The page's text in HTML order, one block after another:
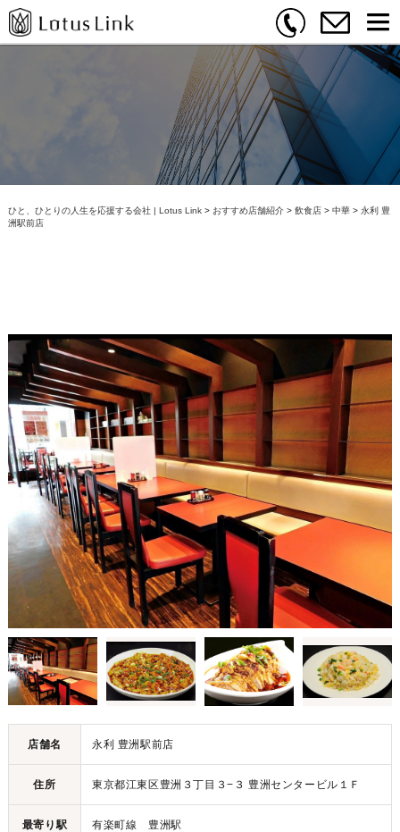
ひと、ひとりの人生を応援する会社 | Lotus Link> おすすめ店舗紹介> 飲食店> 中華> 永利 豊
洲駅前店
店舗名 永利 豊洲駅前店
住所 東京都江東区豊洲３丁目３−３ 豊洲センタービル１Ｆ
最寄り駅 有楽町線 豊洲駅